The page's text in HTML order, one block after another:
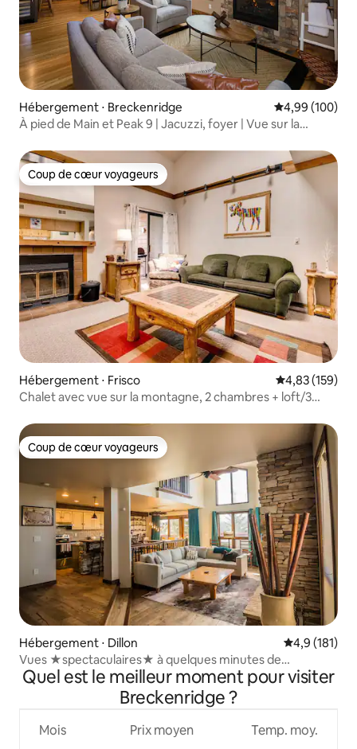
Hébergement ⋅ Breckenridge Évaluation
4,99 (100)
À pied de Main et Peak 9 | Jacuzzi, foyer | Vue sur la
Coup de cœur voyageurs
Coup de cœur voyageurs
Hébergement ⋅ Frisco Évaluation
4,83 (159)
Chalet avec vue sur la montagne, 2 chambres + loft/3
Coup de cœur voyageurs
Coup de cœur voyageurs
Hébergement ⋅ Dillon Évaluation
4,9 (181)
Vues ★spectaculaires★ à quelques minutes de
Keystone/Breck/Vail
Quel est le meilleur moment pour visiter
Breckenridge ?
Mois Prix moyen Temp. moy.